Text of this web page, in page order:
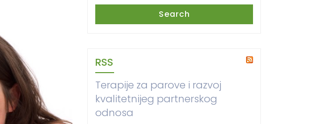
Search
RSS
Terapije za parove i razvoj
kvalitetnijeg partnerskog
odnosa